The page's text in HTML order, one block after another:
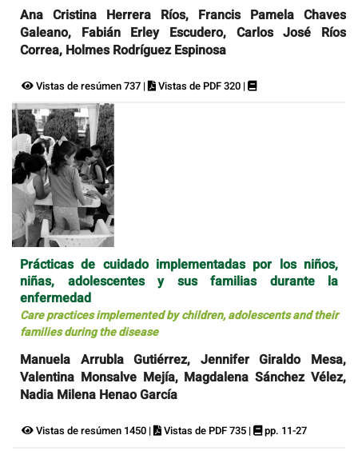
Ana Cristina Herrera Ríos, Francis Pamela Chaves
Galeano, Fabián Erley Escudero, Carlos José Ríos
Correa, Holmes Rodríguez Espinosa
Vistas de resúmen 737 | Vistas de PDF 320 |
Prácticas de cuidado implementadas por los niños,
niñas, adolescentes y sus familias durante la
enfermedad
Care practices implemented by children, adolescents and their
families during the disease
Manuela Arrubla Gutiérrez, Jennifer Giraldo Mesa,
Valentina Monsalve Mejía, Magdalena Sánchez Vélez,
Nadia Milena Henao García
Vistas de resúmen 1450 | Vistas de PDF 735 | pp. 11-27